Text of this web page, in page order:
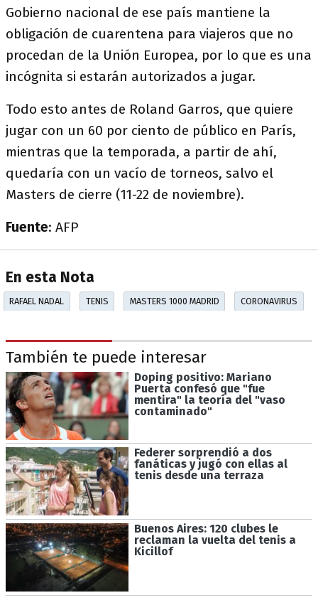
Gobierno nacional de ese país mantiene la
obligación de cuarentena para viajeros que no
procedan de la Unión Europea, por lo que es una
incógnita si estarán autorizados a jugar.
Todo esto antes de Roland Garros, que quiere
jugar con un 60 por ciento de público en París,
mientras que la temporada, a partir de ahí,
quedaría con un vacío de torneos, salvo el
Masters de cierre (11-22 de noviembre).
Fuente: AFP
En esta Nota
RAFAEL NADAL TENIS MASTERS 1000 MADRID CORONAVIRUS
También te puede interesar
Doping positivo: Mariano
Puerta confesó que "fue
mentira" la teoría del "vaso
contaminado"
Federer sorprendió a dos
fanáticas y jugó con ellas al
tenis desde una terraza
Buenos Aires: 120 clubes le
reclaman la vuelta del tenis a
Kicillof